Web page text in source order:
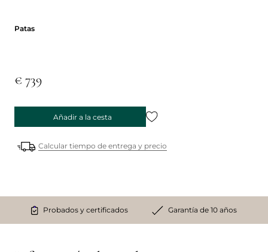
Patas
€ 739
Añadir a la cesta
Calcular tiempo de entrega y precio
Probados y certificados Garantía de 10 años